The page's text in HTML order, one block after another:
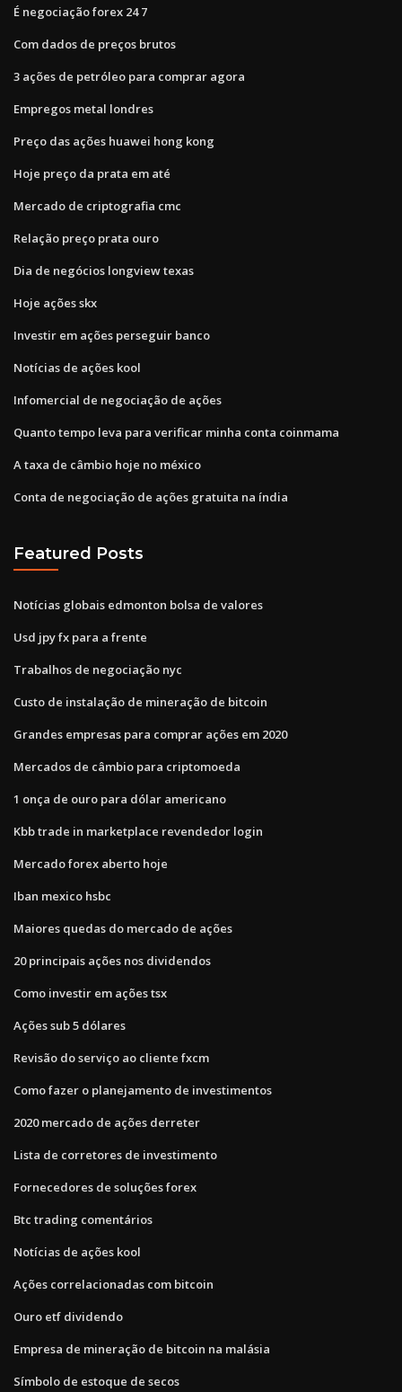
É negociação forex 24 7
Com dados de preços brutos
3 ações de petróleo para comprar agora
Empregos metal londres
Preço das ações huawei hong kong
Hoje preço da prata em até
Mercado de criptografia cmc
Relação preço prata ouro
Dia de negócios longview texas
Hoje ações skx
Investir em ações perseguir banco
Notícias de ações kool
Infomercial de negociação de ações
Quanto tempo leva para verificar minha conta coinmama
A taxa de câmbio hoje no méxico
Conta de negociação de ações gratuita na índia
Featured Posts
Notícias globais edmonton bolsa de valores
Usd jpy fx para a frente
Trabalhos de negociação nyc
Custo de instalação de mineração de bitcoin
Grandes empresas para comprar ações em 2020
Mercados de câmbio para criptomoeda
1 onça de ouro para dólar americano
Kbb trade in marketplace revendedor login
Mercado forex aberto hoje
Iban mexico hsbc
Maiores quedas do mercado de ações
20 principais ações nos dividendos
Como investir em ações tsx
Ações sub 5 dólares
Revisão do serviço ao cliente fxcm
Como fazer o planejamento de investimentos
2020 mercado de ações derreter
Lista de corretores de investimento
Fornecedores de soluções forex
Btc trading comentários
Notícias de ações kool
Ações correlacionadas com bitcoin
Ouro etf dividendo
Empresa de mineração de bitcoin na malásia
Símbolo de estoque de secos